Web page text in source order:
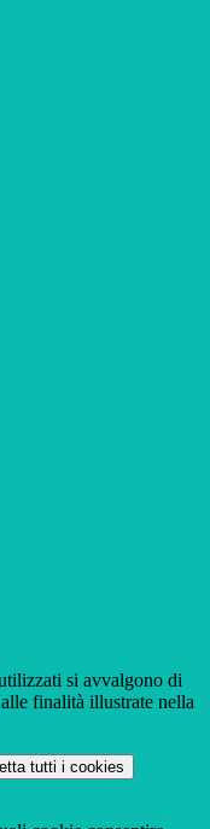
si avvalgono di
finalità illustrate nella
tutti i cookies